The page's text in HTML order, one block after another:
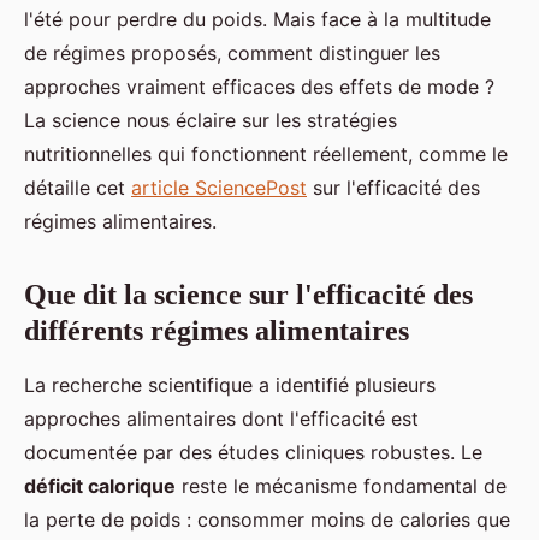
l'été pour perdre du poids. Mais face à la multitude
de régimes proposés, comment distinguer les
approches vraiment efficaces des effets de mode ?
La science nous éclaire sur les stratégies
nutritionnelles qui fonctionnent réellement, comme le
détaille cet article SciencePost sur l'efficacité des
régimes alimentaires.
Que dit la science sur l'efficacité des
différents régimes alimentaires
La recherche scientifique a identifié plusieurs
approches alimentaires dont l'efficacité est
documentée par des études cliniques robustes. Le
déficit calorique reste le mécanisme fondamental de
la perte de poids : consommer moins de calories que